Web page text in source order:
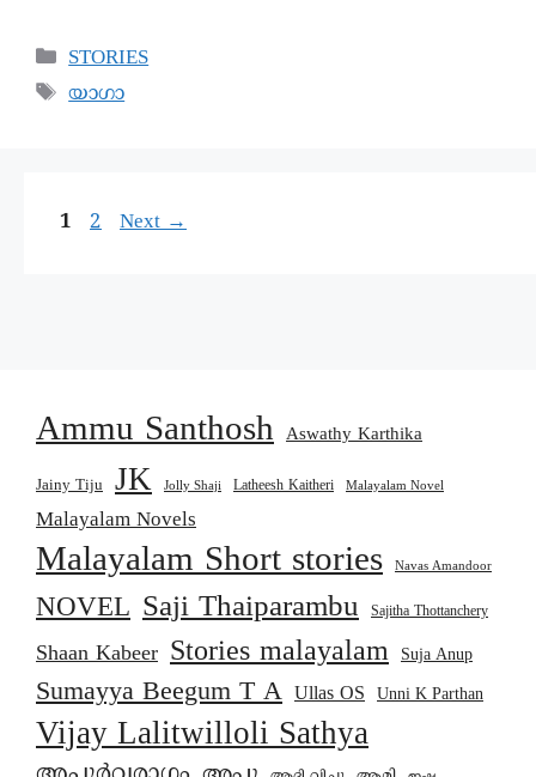
STORIES
യാഗാ
1 2 Next→
Ammu Santhosh Aswathy Karthika
Jainy Tiju JK Jolly Shaji Latheesh Kaitheri Malayalam Novel
Malayalam Novels
Malayalam Short stories Navas Amandoor
NOVEL Saji Thaiparambu Sajitha Thottanchery
Shaan Kabeer Stories malayalam Suja Anup
Sumayya Beegum T A Ullas OS Unni K Parthan
Vijay Lalitwilloli Sathya